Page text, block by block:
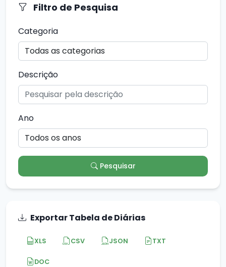
Filtro de Pesquisa
Categoria
Descrição
Ano
Pesquisar
Exportar Tabela de Diárias
XLS CSV JSON TXT
DOC